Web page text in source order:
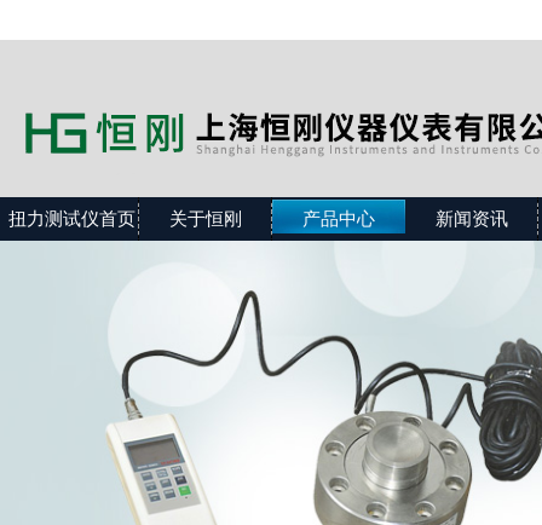
扭力测试仪首页 关于恒刚 产品中心 新闻资讯